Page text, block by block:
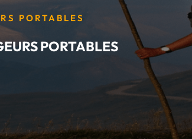
PORTABLES
PORTABLES